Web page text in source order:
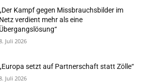
Kampf gegen Missbrauchsbilder im
Netz verdient mehr als eine
Übergangslösung“
Juli 2026
setzt auf Partnerschaft statt Zölle“
Juli 2026